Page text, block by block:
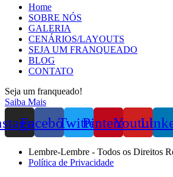
Home
SOBRE NÓS
GALERIA
CENÁRIOS/LAYOUTS
SEJA UM FRANQUEADO
BLOG
CONTATO
Seja um franqueado!
Saiba Mais
FacebookTwitterPinterestYoutube
Lembre-Lembre - Todos os Direitos
Política de Privacidade